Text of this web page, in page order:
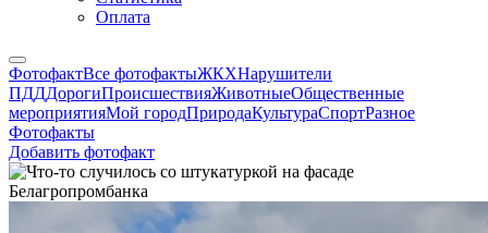
Оплата
ФотофактВсе фотофактыЖКХНарушители
ПДДДорогиПроисшествияЖивотныеОбщественные
мероприятияМой городПриродаКультураСпортРазное
Фотофакты
Добавить фотофакт